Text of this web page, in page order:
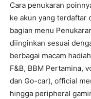
Cara penukaran
ke akun yang terdaftar
bagian menu
diinginkan sesuai
berbagai macam
F&B, BBM Pertamina,
dan Go-car), official
hingga peripheral